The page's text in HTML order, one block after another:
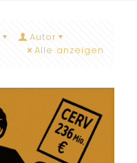
Autor
Alle anzeigen